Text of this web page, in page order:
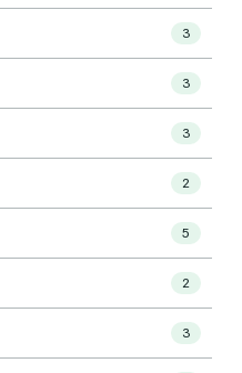
3
3
3
2
5
2
3